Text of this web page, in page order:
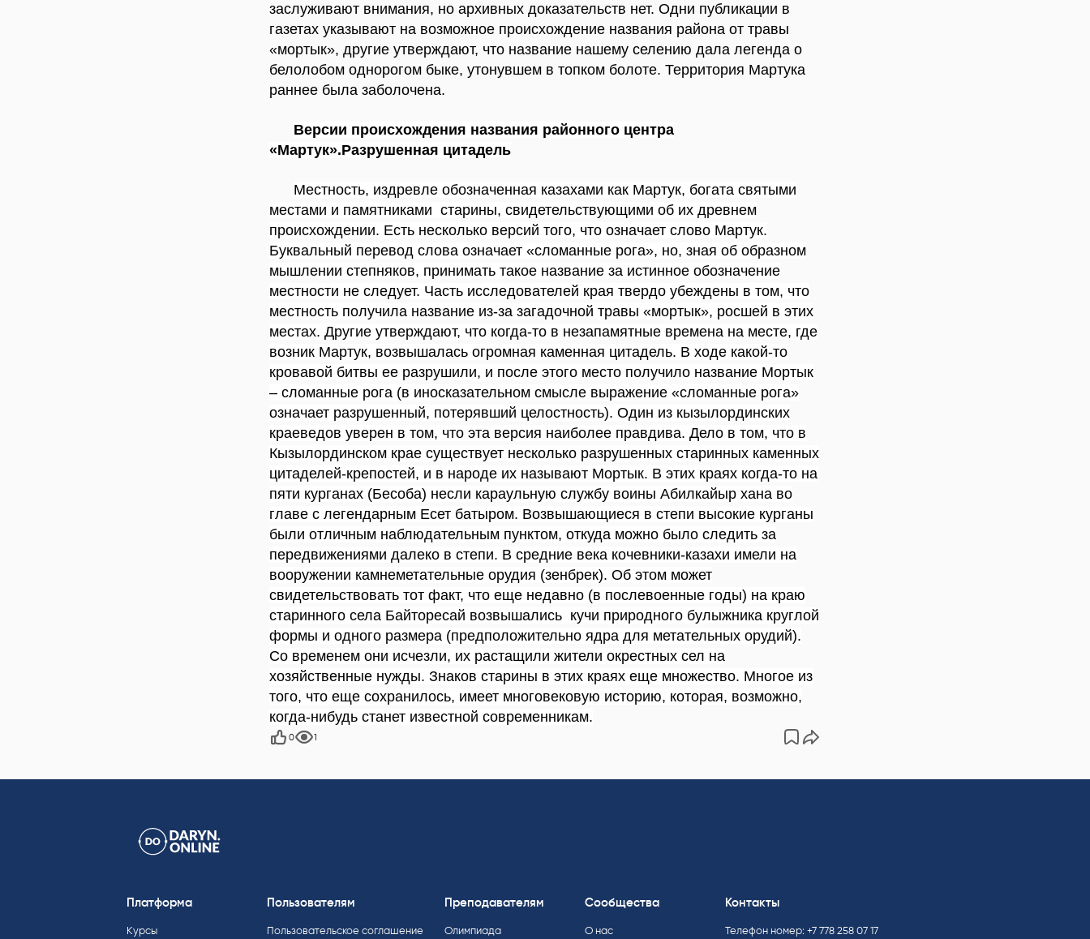
заслуживают внимания, но архивных доказательств нет. Одни публикации в
газетах указывают на возможное происхождение названия района от травы
«мортык», другие утверждают, что название нашему селению дала легенда о
белолобом однорогом быке, утонувшем в топком болоте. Территория Мартука
раннее была заболочена.
Версии происхождения названия районного центра
«Мартук».Разрушенная цитадель
Местность, издревле обозначенная казахами как Мартук, богата святыми
местами и памятниками старины, свидетельствующими об их древнем
происхождении. Есть несколько версий того, что означает слово Мартук.
Буквальный перевод слова означает «сломанные рога», но, зная об образном
мышлении степняков, принимать такое название за истинное обозначение
местности не следует. Часть исследователей края твердо убеждены в том, что
местность получила название из-за загадочной травы «мортык», росшей в этих
местах. Другие утверждают, что когда-то в незапамятные времена на месте, где
возник Мартук, возвышалась огромная каменная цитадель. В ходе какой-то
кровавой битвы ее разрушили, и после этого место получило название Мортык
– сломанные рога (в иносказательном смысле выражение «сломанные рога»
означает разрушенный, потерявший целостность). Один из кызылординских
краеведов уверен в том, что эта версия наиболее правдива. Дело в том, что в
Кызылординском крае существует несколько разрушенных старинных каменных
цитаделей-крепостей, и в народе их называют Мортык. В этих краях когда-то на
пяти курганах (Бесоба) несли караульную службу воины Абилкайыр хана во
главе с легендарным Есет батыром. Возвышающиеся в степи высокие курганы
были отличным наблюдательным пунктом, откуда можно было следить за
передвижениями далеко в степи. В средние века кочевники-казахи имели на
вооружении камнеметательные орудия (зенбрек). Об этом может
свидетельствовать тот факт, что еще недавно (в послевоенные годы) на краю
старинного села Байторесай возвышались кучи природного булыжника круглой
формы и одного размера (предположительно ядра для метательных орудий).
Со временем они исчезли, их растащили жители окрестных сел на
хозяйственные нужды. Знаков старины в этих краях еще множество. Многое из
того, что еще сохранилось, имеет многовековую историю, которая, возможно,
когда-нибудь станет известной современникам.
0 1
Платформа
Курсы
Пользователям
Пользовательское соглашение
Преподавателям
Олимпиада
Сообщества
О нас
Контакты
Телефон номер: +7 778 258 07 17